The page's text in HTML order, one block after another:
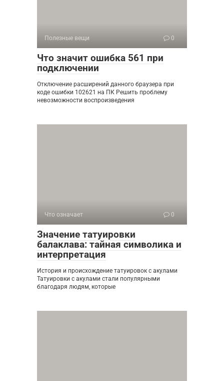
Полезные вещи 0
Что значит ошибка 561 при
подключении
Отключение расширений данного браузера при
коде ошибки 102621 на ПК Решить проблему
невозможности воспроизведения
Что означает 0
Значение татуировки
балаклава: тайная символика и
интерпретация
История и происхождение татуировок с акулами
Татуировки с акулами стали популярными
благодаря людям, которые